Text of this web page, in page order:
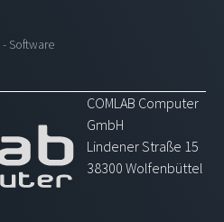
- Software
COMLAB Computer
GmbH
Lindener Straße 15
38300 Wolfenbüttel